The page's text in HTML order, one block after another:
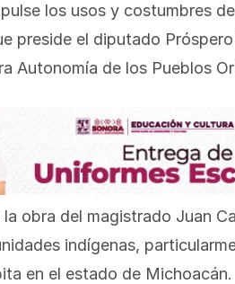
los usos y costumbres
preside el diputado
Autonomía de los Pueblos
obra del magistrado Juan
indígenas,
en el estado de Michoacán.